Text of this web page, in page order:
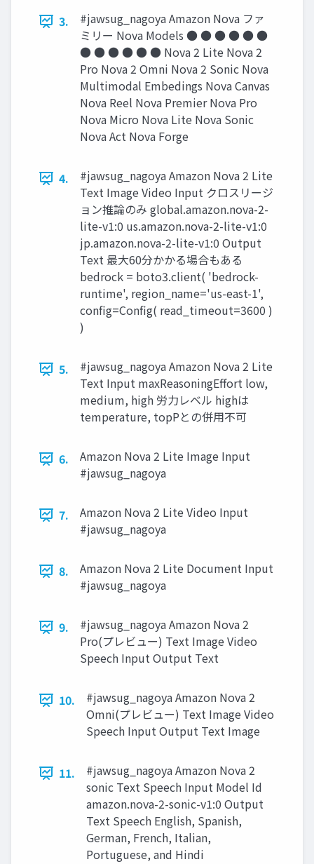
3.
#jawsug_nagoya Amazon Nova ファ
ミリー Nova Models ● ● ● ● ● ●
● ● ● ● ● ● Nova 2 Lite Nova 2
Pro Nova 2 Omni Nova 2 Sonic Nova
Multimodal Embedings Nova Canvas
Nova Reel Nova Premier Nova Pro
Nova Micro Nova Lite Nova Sonic
Nova Act Nova Forge
4.
#jawsug_nagoya Amazon Nova 2 Lite
Text Image Video Input クロスリージ
ョン推論のみ global.amazon.nova-2-
lite-v1:0 us.amazon.nova-2-lite-v1:0
jp.amazon.nova-2-lite-v1:0 Output
Text 最大60分かかる場合もある
bedrock = boto3.client( 'bedrock-
runtime', region_name='us-east-1',
config=Config( read_timeout=3600 )
)
5.
#jawsug_nagoya Amazon Nova 2 Lite
Text Input maxReasoningEffort low,
medium, high 労力レベル highは
temperature, topPとの併用不可
6.
Amazon Nova 2 Lite Image Input
#jawsug_nagoya
7.
Amazon Nova 2 Lite Video Input
#jawsug_nagoya
8.
Amazon Nova 2 Lite Document Input
#jawsug_nagoya
9.
#jawsug_nagoya Amazon Nova 2
Pro(プレビュー) Text Image Video
Speech Input Output Text
10.
#jawsug_nagoya Amazon Nova 2
Omni(プレビュー) Text Image Video
Speech Input Output Text Image
11.
#jawsug_nagoya Amazon Nova 2
sonic Text Speech Input Model Id
amazon.nova-2-sonic-v1:0 Output
Text Speech English, Spanish,
German, French, Italian,
Portuguese, and Hindi